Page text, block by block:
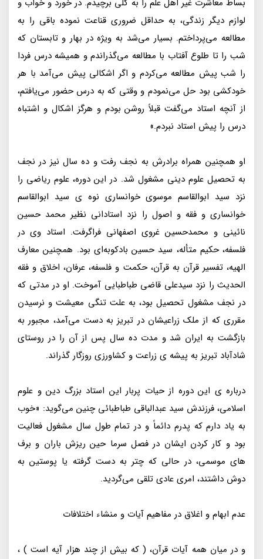
لوازم دیگر زندگی، به حداقل ضروری قناعت نموده باقی را به
مطالعه می‌پرداختم. بسیار می‌شد به ویژه در بهار و تابستان که
شب را تا طلوع آفتاب با مطالعه می‌گذراندم و همیشه درس فردا
را شب پیش مطالعه می‌کردم و اگر اشکالی پیش می‌آمد با هر
خودکشی بود حل می‌نمودم و وقتی که به درس حضور می‌یافتم،
از آنچه استاد می‌گفت قبلاً روشن بودم و هرگز اشکال و اشتباه
درس را پیش استاد نبردم.»
او همچنین همراه برادرش به نجف رفت و ده سال نیز در نجف
به تحصیل علوم دینی مشغول شد. در این دوره، علوم ریاضی را
نزد سید ابوالقاسم موسوی خوانساری نوه ی سید ابوالقاسم
خوانساری و فقه و اصول را نزد استادانی نظیر محمد حسین
نائینی و محمدحسین غروی اصفهانی فراگرفت. استاد وی در
فلسفه، حکیم متأله، سید حسین بادکوبه‌ای بود. همچنین معارف
الهیه، تفسیر قرآن به قرآن، حکمت و فلسفه، عرفان، اخلاق و فقه
الحدیث را نزد سیدعلی قاضی طباطبایی آموخت. او در مدتی که
در نجف مشغول تحصیل بود، به علت تنگی معیشت و نرسیدن
مقرری که از ملک زراعیشان در تبریز به دست می‌آمد، مجبور به
بازگشت به ایران شد و مدت ده سال پس از آن را در روستای
شادآباد تبریز به پیشه ی زراعت و کشاورزی روزگار گذراند.
درباره ی این دوره از حیات پربار این استاد بزرگ دین و علوم
اسلامی، فرزندش سید عبدالباقی طباطبائی چنین می‌گوید: «خوب
به یاد دارم که پدرم دائماً و در تمام طول سال مشغول فعالیت
بود و کار کردن ایشان در فصل سرما حین ریزش باران و برف
های موسمی، در حالی که چتر به دست گرفته یا پوستین به
دوش داشتند، امری عادی تلقی می‌گردید.
عدم ابهام و اغلاق در مفاهیم آیات و منشاء اختلافات
و در میان همه آیات قرآن، ( که بیش از چند هزار آیه است ) ،